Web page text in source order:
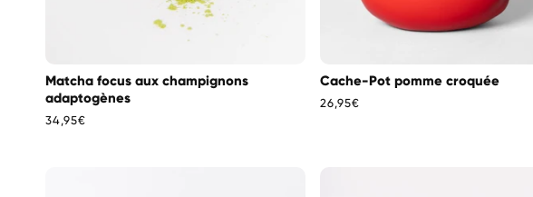
Matcha focus aux champignons
adaptogènes
Prix
34,95€
Cache-Pot pomme croquée
Prix
26,95€